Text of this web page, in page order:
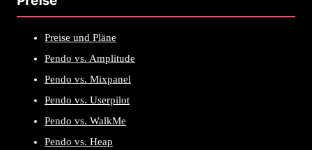
Preise und Pläne
Pendo vs. Amplitude
Pendo vs. Mixpanel
Pendo vs. Userpilot
Pendo vs. WalkMe
Pendo vs. Heap